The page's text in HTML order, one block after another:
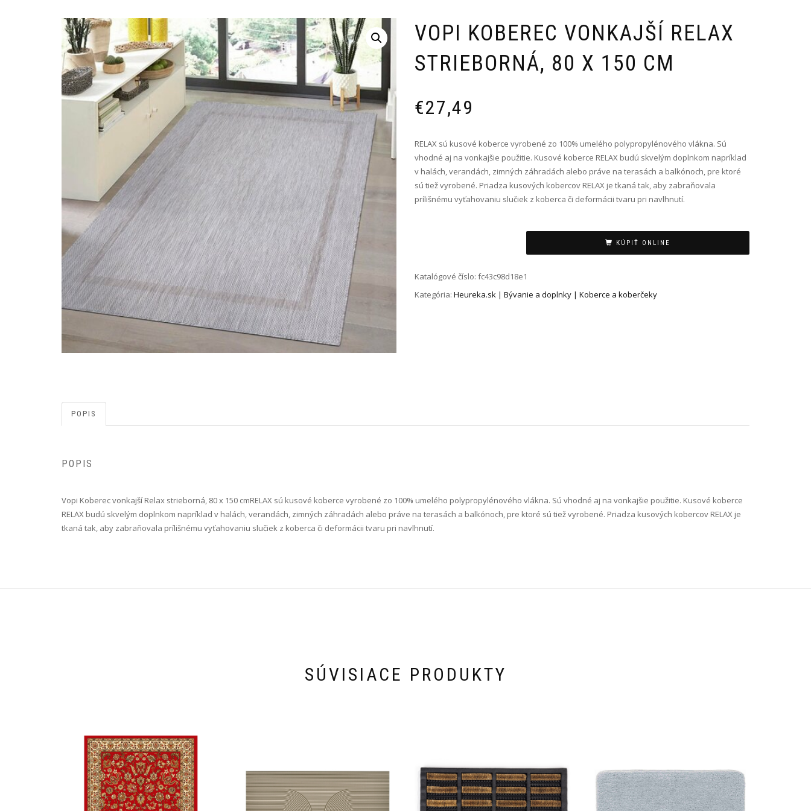
VOPI KOBEREC VONKAJŠÍ RELAX
STRIEBORNÁ, 80 X 150 CM
€27,49
RELAX sú kusové koberce vyrobené zo 100% umelého polypropylénového vlákna. Sú
vhodné aj na vonkajšie použitie. Kusové koberce RELAX budú skvelým doplnkom napríklad
v halách, verandách, zimných záhradách alebo práve na terasách a balkónoch, pre ktoré
sú tiež vyrobené. Priadza kusových kobercov RELAX je tkaná tak, aby zabraňovala
prílišnému vyťahovaniu slučiek z koberca či deformácii tvaru pri navlhnutí.
KÚPIŤ ONLINE
Katalógové číslo: fc43c98d18e1
Kategória: Heureka.sk | Bývanie a doplnky | Koberce a koberčeky
POPIS
POPIS
Vopi Koberec vonkajší Relax strieborná, 80 x 150 cm RELAX sú kusové koberce vyrobené zo 100% umelého polypropylénového vlákna. Sú vhodné aj na vonkajšie použitie. Kusové koberce
RELAX budú skvelým doplnkom napríklad v halách, verandách, zimných záhradách alebo práve na terasách a balkónoch, pre ktoré sú tiež vyrobené. Priadza kusových kobercov RELAX je
tkaná tak, aby zabraňovala prílišnému vyťahovaniu slučiek z koberca či deformácii tvaru pri navlhnutí.
SÚVISIACE PRODUKTY